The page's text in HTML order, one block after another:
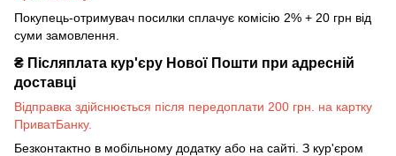
Покупець-отримувач посилки сплачує комісію 2% + 20 грн від
суми замовлення.
₴ Післяплата кур'єру Нової Пошти при адресній
доставці
Відправка здійснюється після передоплати 200 грн. на картку
ПриватБанку.
Безконтактно в мобільному додатку або на сайті. З кур'єром